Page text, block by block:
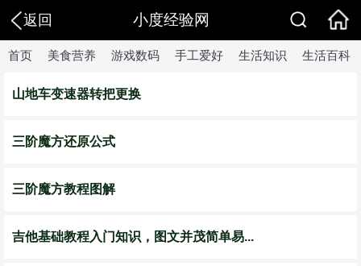
返回 小度经验网
首页 美食营养 游戏数码 手工爱好 生活知识 生活百科
山地车变速器转把更换
三阶魔方还原公式
三阶魔方教程图解
吉他基础教程入门知识，图文并茂简单易...